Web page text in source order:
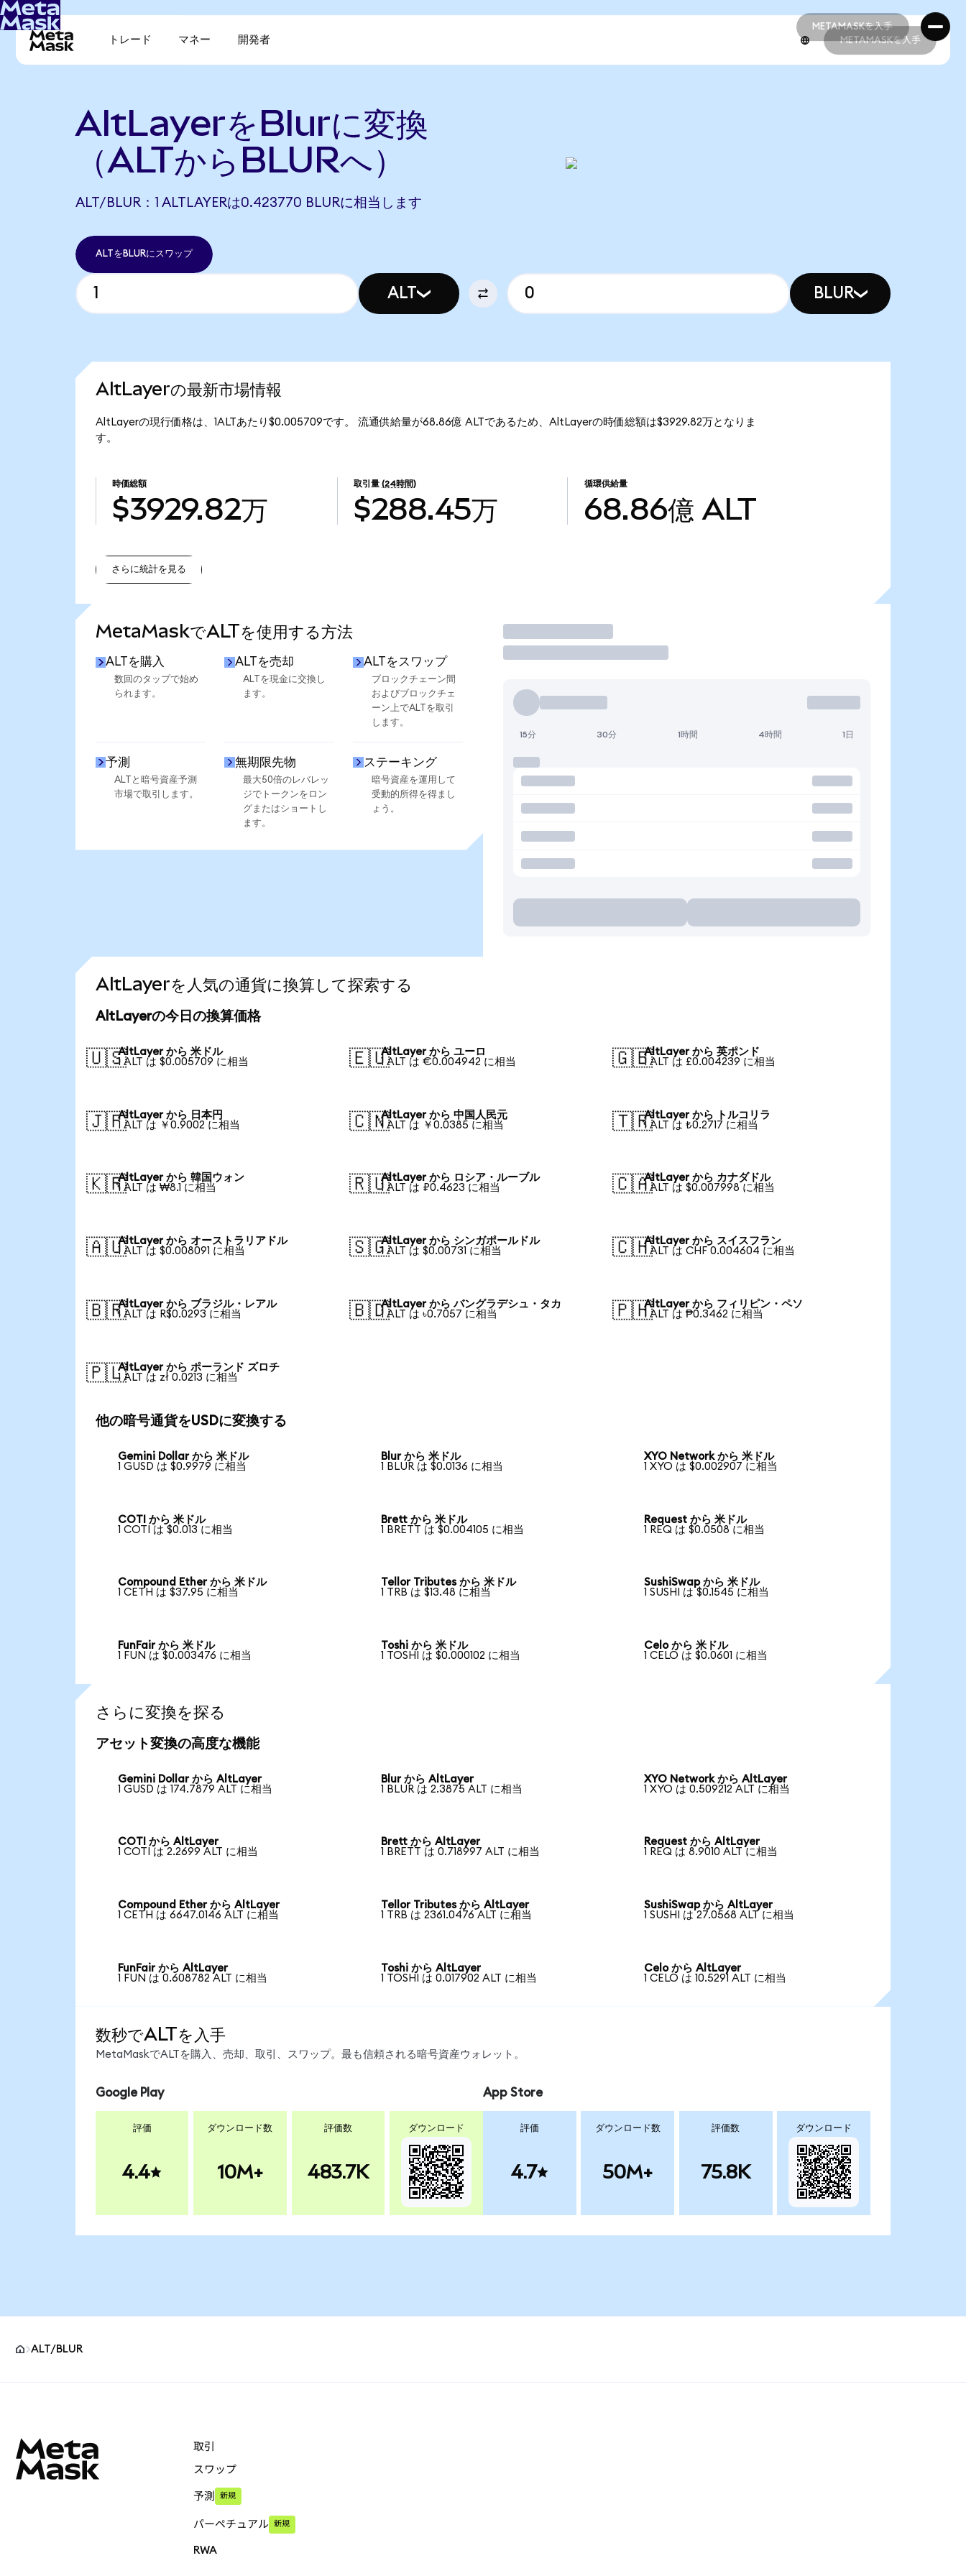
METAMASKを入手
METAMASKを入手
トレード マネー 開発者 METAMASKを入手
AltLayerをBlurに変換
（ALTからBLURへ）
ALT/BLUR：1 ALTLAYERは0.423770 BLURに相当します
ALTをBLURにスワップ
ALT BLUR
AltLayerの最新市場情報
AltLayerの現行価格は、1ALTあたり$0.005709です。 流通供給量が68.86億 ALTであるため、AltLayerの時価総額は$3929.82万となりま
す。
時価総額
$3929.82万
取引量 (24時間)
$288.45万
循環供給量
68.86億 ALT
さらに統計を見る
MetaMaskでALTを使用する方法
ALTを購入
数回のタップで始め
られます。
ALTを売却
ALTを現金に交換し
ます。
ALTをスワップ
ブロックチェーン間
およびブロックチェ
ーン上でALTを取引
します。
予測
ALTと暗号資産予測
市場で取引します。
無期限先物
最大50倍のレバレッ
ジでトークンをロン
グまたはショートし
ます。
ステーキング
暗号資産を運用して
受動的所得を得まし
ょう。
取引
15分 30分 1時間 4時間 1日
AltLayerを人気の通貨に換算して探索する
AltLayerの今日の換算価格
🇺🇸AltLayer から 米ドル
1 ALT は $0.005709 に相当
🇪🇺AltLayer から ユーロ
1 ALT は €0.004942 に相当
🇬🇧AltLayer から 英ポンド
1 ALT は £0.004239 に相当
🇯🇵AltLayer から 日本円
1 ALT は ￥0.9002 に相当
🇨🇳AltLayer から 中国人民元
1 ALT は ￥0.0385 に相当
🇹🇷AltLayer から トルコリラ
1 ALT は ₺0.2717 に相当
🇰🇷AltLayer から 韓国ウォン
1 ALT は ₩8.1 に相当
🇷🇺AltLayer から ロシア・ルーブル
1 ALT は ₽0.4623 に相当
🇨🇦AltLayer から カナダドル
1 ALT は $0.007998 に相当
🇦🇺AltLayer から オーストラリアドル
1 ALT は $0.008091 に相当
🇸🇬AltLayer から シンガポールドル
1 ALT は $0.00731 に相当
🇨🇭AltLayer から スイスフラン
1 ALT は CHF 0.004604 に相当
🇧🇷AltLayer から ブラジル・レアル
1 ALT は R$0.0293 に相当
🇧🇩AltLayer から バングラデシュ・タカ
1 ALT は ৳0.7057 に相当
🇵🇭AltLayer から フィリピン・ペソ
1 ALT は ₱0.3462 に相当
🇵🇱AltLayer から ポーランド ズロチ
1 ALT は zł 0.0213 に相当
他の暗号通貨をUSDに変換する
Gemini Dollar から 米ドル
1 GUSD は $0.9979 に相当
Blur から 米ドル
1 BLUR は $0.0136 に相当
XYO Network から 米ドル
1 XYO は $0.002907 に相当
COTI から 米ドル
1 COTI は $0.013 に相当
Brett から 米ドル
1 BRETT は $0.004105 に相当
Request から 米ドル
1 REQ は $0.0508 に相当
Compound Ether から 米ドル
1 CETH は $37.95 に相当
Tellor Tributes から 米ドル
1 TRB は $13.48 に相当
SushiSwap から 米ドル
1 SUSHI は $0.1545 に相当
FunFair から 米ドル
1 FUN は $0.003476 に相当
Toshi から 米ドル
1 TOSHI は $0.000102 に相当
Celo から 米ドル
1 CELO は $0.0601 に相当
さらに変換を探る
アセット変換の高度な機能
Gemini Dollar から AltLayer
1 GUSD は 174.7879 ALT に相当
Blur から AltLayer
1 BLUR は 2.3875 ALT に相当
XYO Network から AltLayer
1 XYO は 0.509212 ALT に相当
COTI から AltLayer
1 COTI は 2.2699 ALT に相当
Brett から AltLayer
1 BRETT は 0.718997 ALT に相当
Request から AltLayer
1 REQ は 8.9010 ALT に相当
Compound Ether から AltLayer
1 CETH は 6647.0146 ALT に相当
Tellor Tributes から AltLayer
1 TRB は 2361.0476 ALT に相当
SushiSwap から AltLayer
1 SUSHI は 27.0568 ALT に相当
FunFair から AltLayer
1 FUN は 0.608782 ALT に相当
Toshi から AltLayer
1 TOSHI は 0.017902 ALT に相当
Celo から AltLayer
1 CELO は 10.5291 ALT に相当
数秒でALTを入手
MetaMaskでALTを購入、売却、取引、スワップ。最も信頼される暗号資産ウォレット。
Google Play
評価
4.4
ダウンロード数
10M+
評価数
483.7K
ダウンロード
App Store
評価
4.7
ダウンロード数
50M+
評価数
75.8K
ダウンロード
ALT/BLUR
取引
スワップ
予測 新規
パーペチュアル 新規
RWA